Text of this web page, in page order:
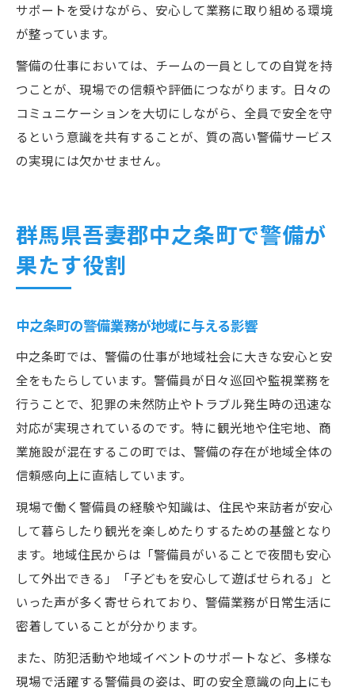
サポートを受けながら、安心して業務に取り組める環境
が整っています。
警備の仕事においては、チームの一員としての自覚を持
つことが、現場での信頼や評価につながります。日々の
コミュニケーションを大切にしながら、全員で安全を守
るという意識を共有することが、質の高い警備サービス
の実現には欠かせません。
群馬県吾妻郡中之条町で警備が
果たす役割
中之条町の警備業務が地域に与える影響
中之条町では、警備の仕事が地域社会に大きな安心と安
全をもたらしています。警備員が日々巡回や監視業務を
行うことで、犯罪の未然防止やトラブル発生時の迅速な
対応が実現されているのです。特に観光地や住宅地、商
業施設が混在するこの町では、警備の存在が地域全体の
信頼感向上に直結しています。
現場で働く警備員の経験や知識は、住民や来訪者が安心
して暮らしたり観光を楽しめたりするための基盤となり
ます。地域住民からは「警備員がいることで夜間も安心
して外出できる」「子どもを安心して遊ばせられる」と
いった声が多く寄せられており、警備業務が日常生活に
密着していることが分かります。
また、防犯活動や地域イベントのサポートなど、多様な
現場で活躍する警備員の姿は、町の安全意識の向上にも